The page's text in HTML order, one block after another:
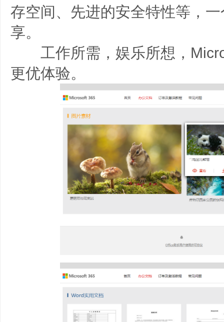
存空间、先进的安全特性等，
享。
工作所需，娱乐所想，
更优体验。